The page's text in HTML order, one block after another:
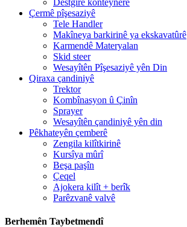
Çermê pîşesaziyê
Tele Handler
Makîneya barkirinê ya ekskavatûrê
Karmendê Materyalan
Skid steer
Wesayîtên Pîşesaziyê yên Din
Qiraxa çandiniyê
Trektor
Kombînasyon û Çinîn
Sprayer
Wesayîtên çandiniyê yên din
Pêkhateyên çemberê
Zengila kilîtkirinê
Kursîya mûrî
Beşa paşîn
Çeqel
Ajokera kilît + berîk
Parêzvanê valvê
Berhemên Taybetmendî